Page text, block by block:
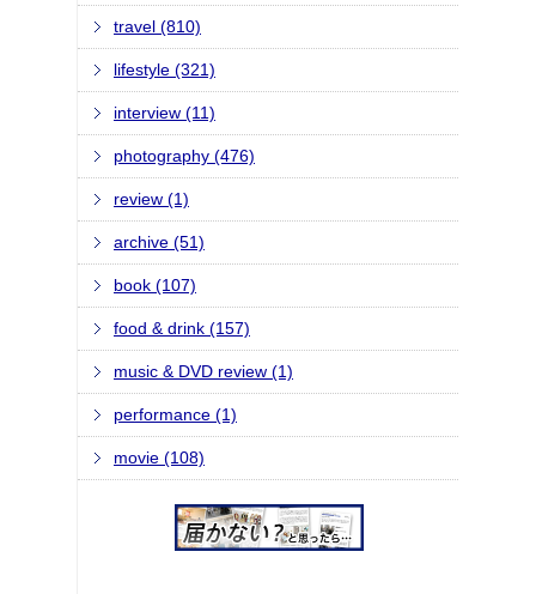
travel (810)
lifestyle (321)
interview (11)
photography (476)
review (1)
archive (51)
book (107)
food & drink (157)
music & DVD review (1)
performance (1)
movie (108)